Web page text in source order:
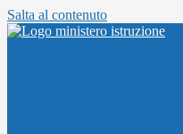
Salta al contenuto